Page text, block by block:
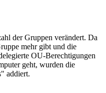
der Gruppen verändert. Da
mehr gibt und die
OU-Berechtigungen
geht, wurden die
addiert.